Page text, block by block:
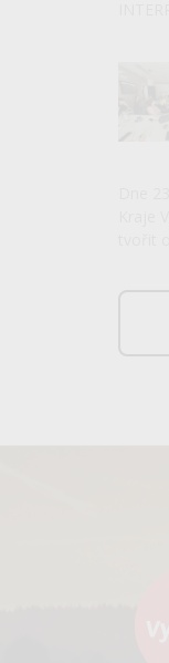
Dne
Kraje